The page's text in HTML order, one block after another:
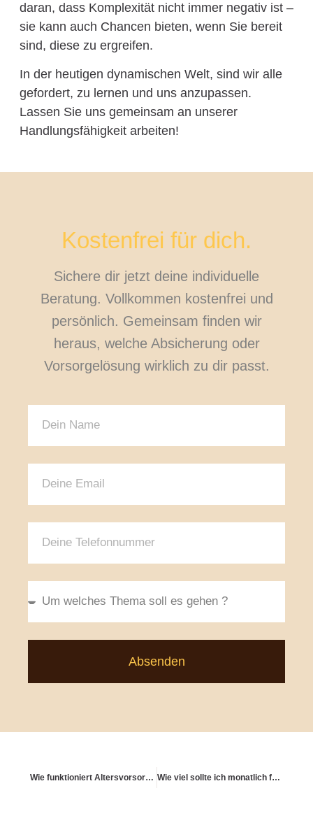
daran, dass Komplexität nicht immer negativ ist –
sie kann auch Chancen bieten, wenn Sie bereit
sind, diese zu ergreifen.
In der heutigen dynamischen Welt, sind wir alle
gefordert, zu lernen und uns anzupassen.
Lassen Sie uns gemeinsam an unserer
Handlungsfähigkeit arbeiten!
Kostenfrei für dich.
Sichere dir jetzt deine individuelle
Beratung. Vollkommen kostenfrei und
persönlich. Gemeinsam finden wir
heraus, welche Absicherung oder
Vorsorgelösung wirklich zu dir passt.
Absenden
Wie funktioniert Altersvorsorge mit dem Ziel „weltweit leben“? Wie viel sollte ich monatlich für die Altersvorsorge zurücklegen?